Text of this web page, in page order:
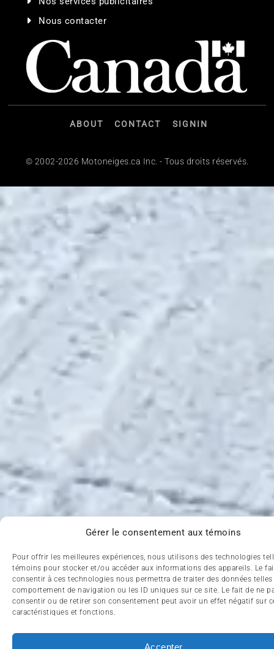
Gérer le consentement aux témoins
Pour offrir les meilleures expériences, nous utilisons des technologies
témoins pour stocker et/ou accéder aux informations des appareils. Le
consentir à ces technologies nous permettra de traiter des données telles
comportement de navigation ou les ID uniques sur ce site. Le fait de ne
consentir ou de retirer son consentement peut avoir un effet négatif sur
caractéristiques et fonctions.
Accepter
Nous contacter
ABOUT CONTACT SIGNIN
© 2002-2026 Motoneiges.ca Inc. - Tous droits réservés.